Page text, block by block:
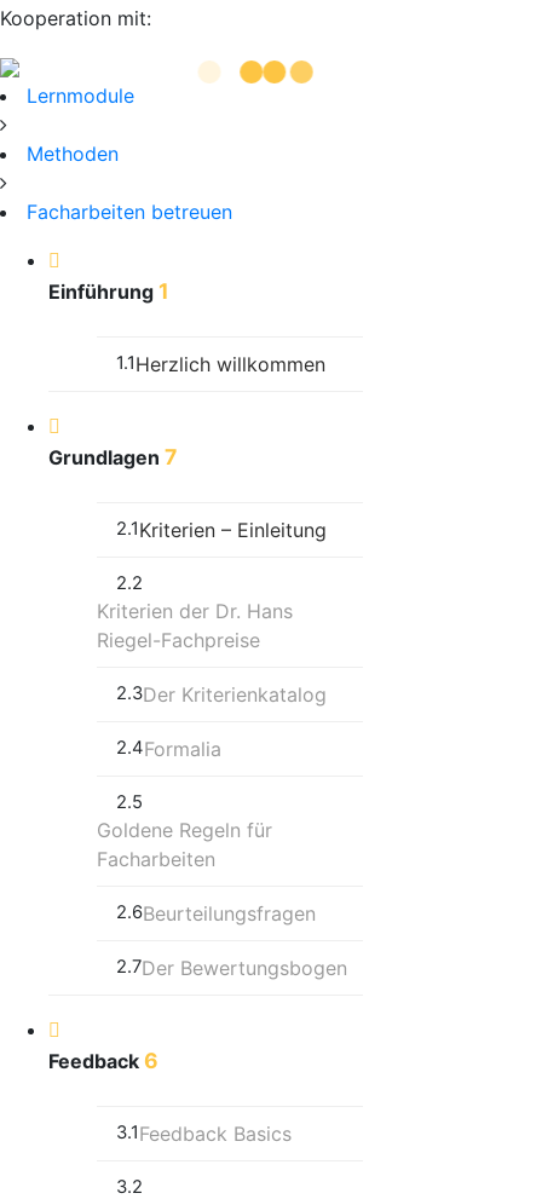
Kooperation mit:
Lernmodule
Methoden
Facharbeiten betreuen
Einführung 1
1.1Herzlich willkommen
Grundlagen 7
2.1Kriterien – Einleitung
2.2
Kriterien der Dr. Hans
Riegel-Fachpreise
2.3Der Kriterienkatalog
2.4Formalia
2.5
Goldene Regeln für
Facharbeiten
2.6Beurteilungsfragen
2.7Der Bewertungsbogen
Feedback 6
3.1Feedback Basics
3.2